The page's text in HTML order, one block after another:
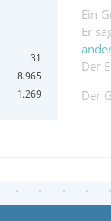
31
8.965
1.269
Ein
Er
Der
Der